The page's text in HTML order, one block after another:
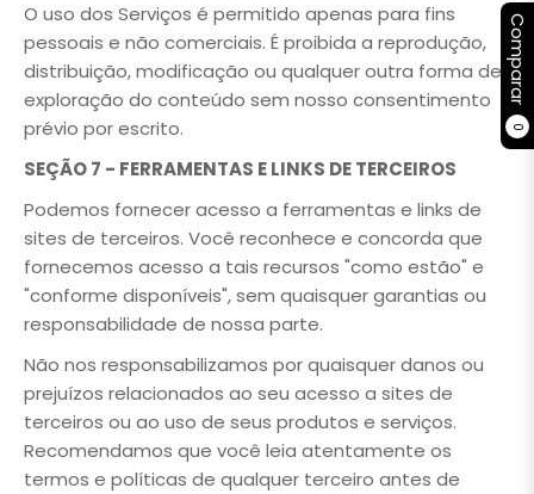
Comparar
0
O uso dos Serviços é permitido apenas para fins
pessoais e não comerciais. É proibida a reprodução,
distribuição, modificação ou qualquer outra forma de
exploração do conteúdo sem nosso consentimento
prévio por escrito.
SEÇÃO 7 - FERRAMENTAS E LINKS DE TERCEIROS
Podemos fornecer acesso a ferramentas e links de
sites de terceiros. Você reconhece e concorda que
fornecemos acesso a tais recursos "como estão" e
"conforme disponíveis", sem quaisquer garantias ou
responsabilidade de nossa parte.
Não nos responsabilizamos por quaisquer danos ou
prejuízos relacionados ao seu acesso a sites de
terceiros ou ao uso de seus produtos e serviços.
Recomendamos que você leia atentamente os
termos e políticas de qualquer terceiro antes de